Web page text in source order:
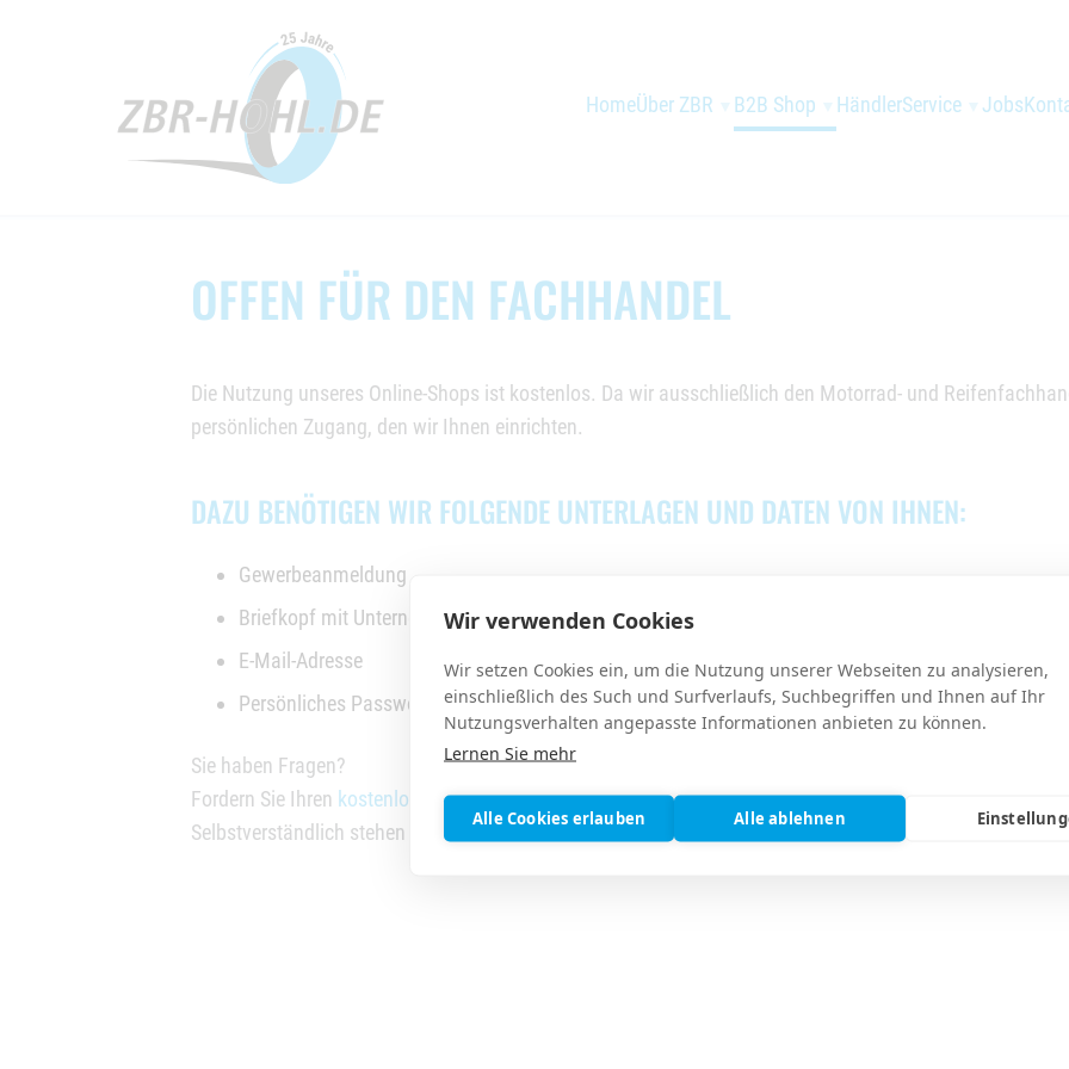
HomeÜber ZBR B2B Shop HändlerService Jobs
OFFEN FÜR DEN FACHHANDEL
Die Nutzung unseres Online-Shops ist kostenlos. Da wir ausschließlich den Motorrad- und
persönlichen Zugang, den wir Ihnen einrichten.
DAZU BENÖTIGEN WIR FOLGENDE UNTERLAGEN UND DATEN VON IHNEN:
Gewerbeanmeldung
Briefkopf mit Unternehmensdaten
E-Mail-Adresse
Persönliches Passwort (min. 4-stellig, nur Kleinbuchstaben und/oder Ziffern)
Sie haben Fragen?
Fordern Sie Ihren kostenlosen Zugang zu unserem Onlineshopan.
Selbstverständlich stehen wir Ihnen auch persönlich zur Verfügung.
Wir verwenden Cookies
Wir setzen Cookies ein, um die Nutzung unserer Webseiten zu analysieren,
einschließlich des Such und Surfverlaufs, Suchbegriffen und Ihnen auf Ihr
Nutzungsverhalten angepasste Informationen anbieten zu können.
Lernen Sie mehr
Alle Cookies erlauben Alle ablehnen